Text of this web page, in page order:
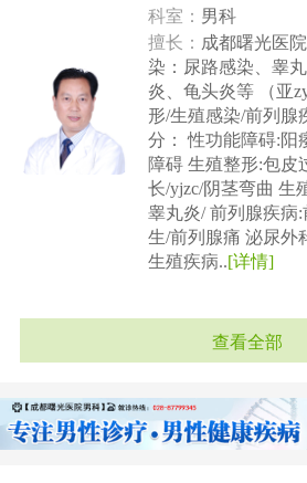
科室： 男科
擅长： 成都曙光医
染：尿路感染、睾
炎、龟头炎等 （亚
形/生殖感染/前列腺
分： 性功能障碍:阳
障碍 生殖整形:包皮
长/yjzc/阴茎弯曲 生
睾丸炎/ 前列腺疾病
生/前列腺痛 泌尿外
生殖疾病..[详情]
查看全部